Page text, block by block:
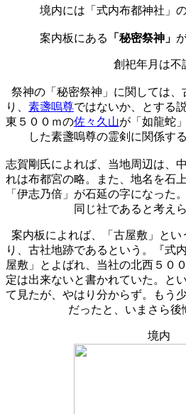
境内には「式内布都神社」
案内板にある 「秘密祭神」
創祀年月は不
祭神の「秘密祭神」に関しては
り、 素盞嗚尊ではないか、とする
東５００ｍの佐々久山が「如龍蛇
した素盞嗚尊の霊剣に関係す
志賀剛氏によれば、当地周辺は、
れは布都宮の略。また、地名を石
「伊志乃倍」が石延の字になった
同じ社であると考え
案内板によれば、「古屋敷」と
り、古社地跡であるという。『式
屋敷」とよばれ、当社の北西５０
定は出来ないと書かれていた。と
て見たが、やはり分からず。もう
だったと、いまさら後
境内